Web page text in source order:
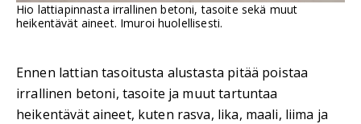
Hio lattiapinnasta irrallinen betoni, tasoite sekä muut
heikentävät aineet. Imuroi huolellisesti.
Ennen lattian tasoitusta alustasta pitää poistaa
irrallinen betoni, tasoite ja muut tartuntaa
heikentävät aineet, kuten rasva, lika, maali, liima ja